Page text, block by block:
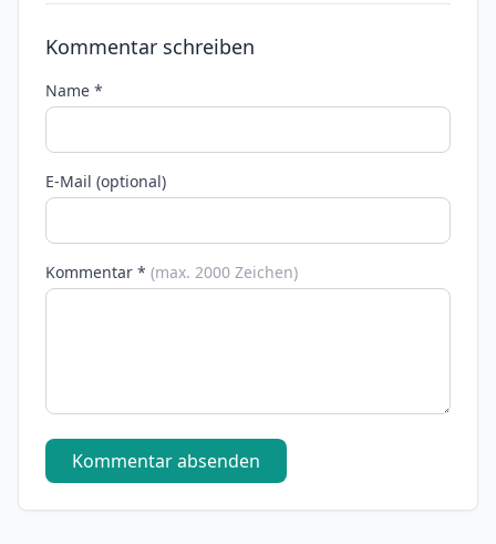
Kommentar schreiben
Name *
E-Mail (optional)
Kommentar * (max. 2000 Zeichen)
Kommentar absenden